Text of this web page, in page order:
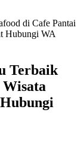
di Cafe Pantai
Hubungi WA
Terbaik